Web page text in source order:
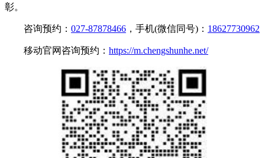
彰。
咨询预约： 027-87878466 ，手机(微信同号)： 18627730962
移动官网咨询预约： https://m.chengshunhe.net/